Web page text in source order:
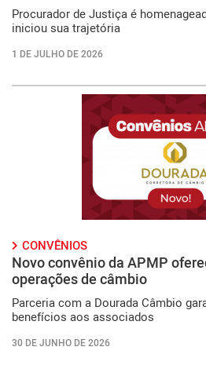
Procurador de Justiça é
iniciou sua trajetória
1 DE JULHO DE 2026
CONVÊNIOS
Novo convênio da APMP
operações de câmbio
Parceria com a Dourada Câmbio
benefícios aos associados
30 DE JUNHO DE 2026